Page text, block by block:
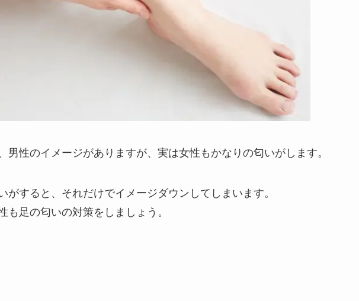
男性のイメージがありますが、実は女性もかなりの匂いがします。
がすると、それだけでイメージダウンしてしまいます。
足の匂いの対策をしましょう。